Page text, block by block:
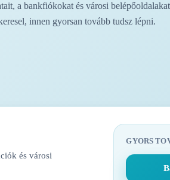
a bankfiókokat és városi
innen gyorsan tovább tudsz lépni.
és városi
GYORS